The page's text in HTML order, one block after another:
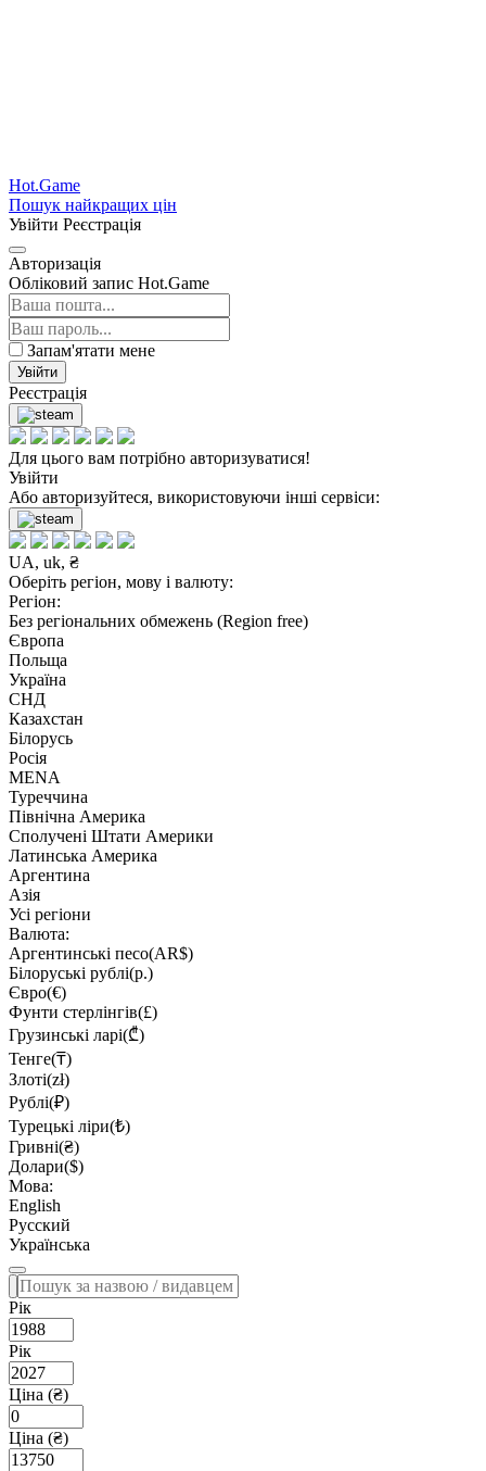
Hot.Game
Пошук найкращих цін
Увійти Реєстрація
Авторизація
Обліковий запис Hot.Game
Запам'ятати мене
Увійти
Реєстрація
Для цього вам потрібно авторизуватися!
Увійти
Або авторизуйтеся, використовуючи інші сервіси:
UA, uk, ₴
Оберіть регіон, мову і валюту:
Регіон:
Без регіональних обмежень (Region free)
Європа
Польща
Україна
СНД
Казахстан
Білорусь
Росія
MENA
Туреччина
Північна Америка
Сполучені Штати Америки
Латинська Америка
Аргентина
Азія
Усі регіони
Валюта:
Аргентинські песо(AR$)
Білоруські рублі(р.)
Євро(€)
Фунти стерлінгів(£)
Грузинські ларі(₾)
Тенге(₸)
Злоті(zł)
Рублі(₽)
Турецькі ліри(₺)
Гривні(₴)
Долари($)
Мова:
English
Русский
Українська
Рік
Рік
Ціна (₴)
Ціна (₴)